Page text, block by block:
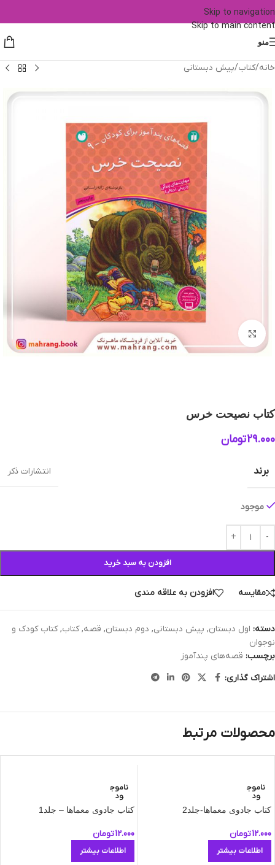
Skip to navigation
Skip to main content
منو
خانه/کتاب/پیش دبستانی
بزرگنمایی تصویر
کتاب نصیحت خرس
29.000تومان
برند انتشارات ذکر
موجود
افزودن به سبد خرید
مقایسه افزودن به علاقه مندی
دسته: اول دبستان, پیش دبستانی, دوم دبستان, قصه, کتاب, کتاب کودک و
نوجوان
برچسب: قصه‌های پندآموز‌
اشتراک گذاری:
محصولات مرتبط
ناموج
ود
کتاب جادوی معماها-جلد2
12.000تومان
اطلاعات بیشتر
ناموج
ود
کتاب جادوی معماها – جلد1
12.000تومان
اطلاعات بیشتر